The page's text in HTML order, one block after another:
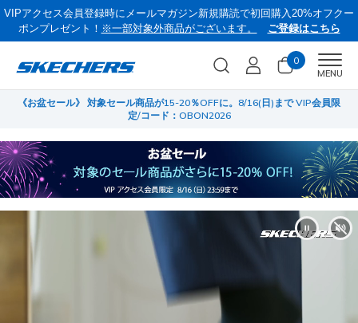
VIPアクセス会員登録時にメールマガジン新規購読で初回購入20%オフクー
ポンプレゼント！ ※一部対象外商品がございます。 ご登録はこちら
0
MENU
サマーセール第2弾！クリアランスでサンダルやスリップインズがさらにお
買い得に！